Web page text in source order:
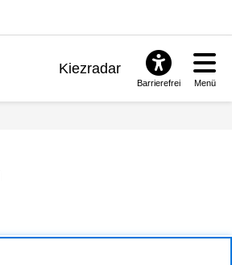
Kiezradar
Barrierefrei Menü